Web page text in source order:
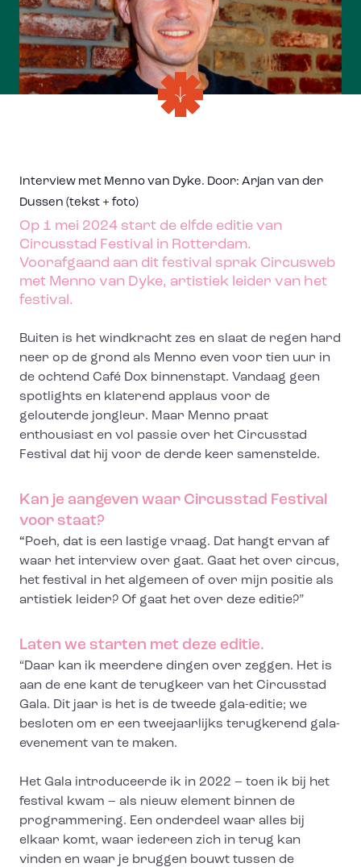
Interview met Menno van Dyke. Door: Arjan van der
Dussen (tekst + foto)
Op 1 mei 2024 start de elfde editie van
Circusstad Festival in Rotterdam.
Voorafgaand aan dit festival sprak Circusweb
met Menno van Dyke, artistiek leider van het
festival.
Buiten is het windkracht zes en slaat de regen hard
neer op de grond als Menno even voor tien uur in
de ochtend Café Dox binnenstapt. Vandaag geen
spotlights en klaterend applaus voor de
gelouterde jongleur. Maar Menno praat
enthousiast en vol passie over het Circusstad
Festival dat hij voor de derde keer samenstelde.
Kan je aangeven waar Circusstad Festival
voor staat?
“Poeh, dat is een lastige vraag. Dat hangt ervan af
waar het interview over gaat. Gaat het over circus,
het festival in het algemeen of over mijn positie als
artistiek leider? Of gaat het over deze editie?”
Laten we starten met deze editie.
“Daar kan ik meerdere dingen over zeggen. Het is
aan de ene kant de terugkeer van het Circusstad
Gala. Dit jaar is het is de tweede gala-editie; we
besloten om er een tweejaarlijks terugkerend gala-
evenement van te maken.
Het Gala introduceerde ik in 2022 – toen ik bij het
festival kwam – als nieuw element binnen de
programmering. Een onderdeel waar alles bij
elkaar komt, waar iedereen zich in terug kan
vinden en waar je bruggen bouwt tussen de